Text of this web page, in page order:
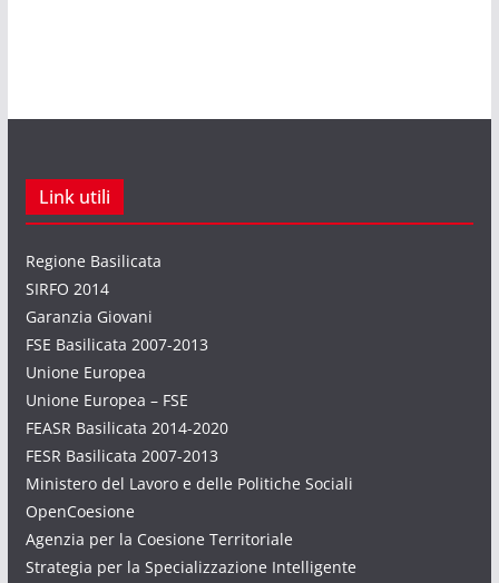
Link utili
Regione Basilicata
SIRFO 2014
Garanzia Giovani
FSE Basilicata 2007-2013
Unione Europea
Unione Europea – FSE
FEASR Basilicata 2014-2020
FESR Basilicata 2007-2013
Ministero del Lavoro e delle Politiche Sociali
OpenCoesione
Agenzia per la Coesione Territoriale
Strategia per la Specializzazione Intelligente